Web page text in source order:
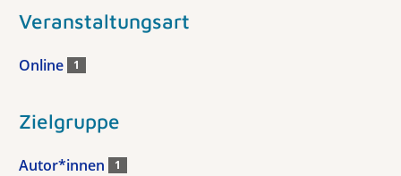
Veranstaltungsart
Online 1
Zielgruppe
Autor*innen 1